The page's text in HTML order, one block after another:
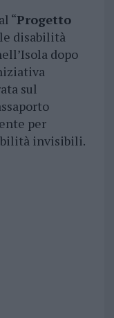
“Progetto
disabilità
dopo
sul
per
invisibili.